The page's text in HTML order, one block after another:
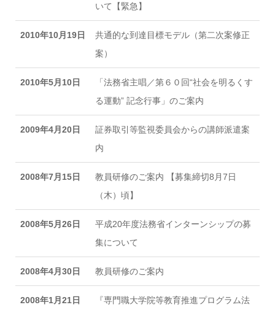
いて【緊急】
2010年10月19日
共通的な到達目標モデル（第二次案修正
案）
2010年5月10日
「法務省主唱／第６０回“社会を明るくす
る運動” 記念行事」のご案内
2009年4月20日
証券取引等監視委員会からの講師派遣案
内
2008年7月15日
教員研修のご案内 【募集締切8月7日
（木）頃】
2008年5月26日
平成20年度法務省インターンシップの募
集について
2008年4月30日 教員研修のご案内
2008年1月21日
『専門職大学院等教育推進プログラム法